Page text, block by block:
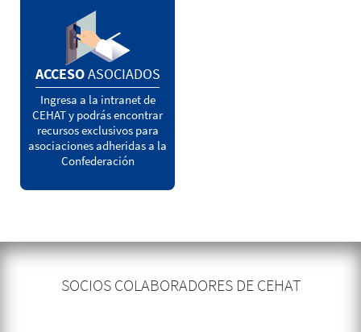
ACCESOASOCIADOS
Ingresa a la intranet de
CEHAT y podrás encontrar
recursos exclusivos para
asociaciones adheridas a la
Confederación
SOCIOS COLABORADORES DE CEHAT